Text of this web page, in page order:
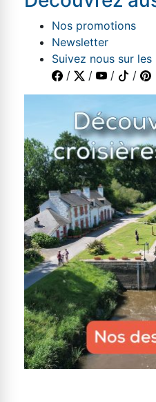
Nos promotions
Newsletter
Suivez nous sur
/
/ / /